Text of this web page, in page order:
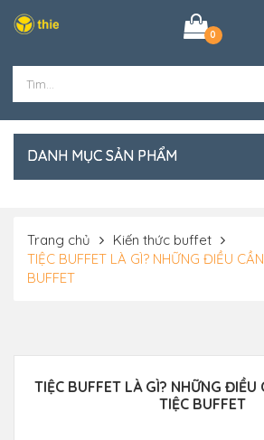
0
DANH MỤC SẢN PHẨM
Trang chủ
Kiến thức buffet
TIỆC BUFFET LÀ GÌ? NHỮNG ĐIỀU
BUFFET
TIỆC BUFFET LÀ GÌ? NHỮNG ĐIỀU
TIỆC BUFFET